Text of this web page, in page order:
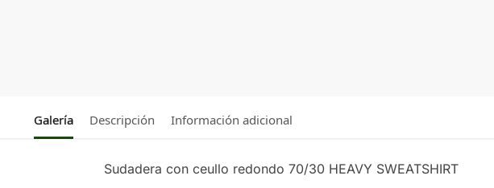
Galería Descripción Información adicional
Sudadera con ceullo redondo 70/30 HEAVY SWEATSHIRT